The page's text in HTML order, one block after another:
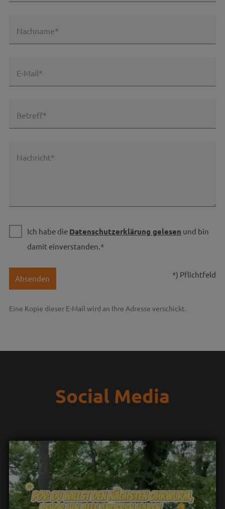
Nachname*
E-Mail*
Betreff*
Nachricht*
Ich habe die Datenschutzerklärung gelesen und bin
damit einverstanden.*
Absenden *) Pflichtfeld
Eine Kopie dieser E-Mail wird an Ihre Adresse verschickt.
Social Media